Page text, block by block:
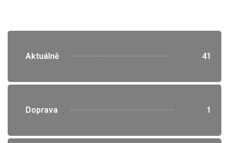
Aktuálně 41
Doprava 1